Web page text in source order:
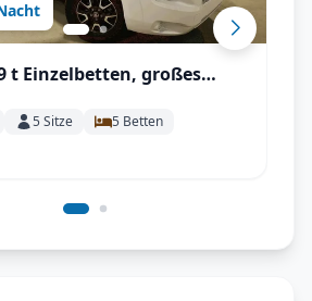
Solar, Elekt. Heizung,
5Sitze 5 Betten